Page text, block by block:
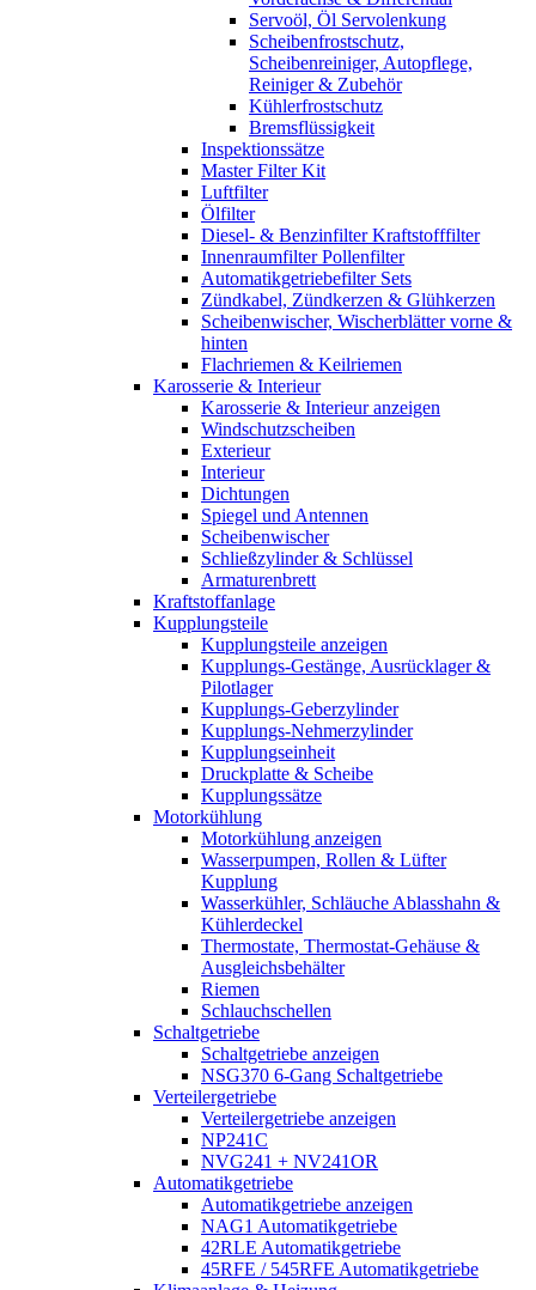
Servoöl, Öl Servolenkung
Scheibenfrostschutz,
Scheibenreiniger, Autopflege,
Reiniger & Zubehör
Kühlerfrostschutz
Bremsflüssigkeit
Inspektionssätze
Master Filter Kit
Luftfilter
Ölfilter
Diesel- & Benzinfilter Kraftstofffilter
Innenraumfilter Pollenfilter
Automatikgetriebefilter Sets
Zündkabel, Zündkerzen & Glühkerzen
Scheibenwischer, Wischerblätter vorne &
hinten
Flachriemen & Keilriemen
Karosserie & Interieur
Karosserie & Interieur anzeigen
Windschutzscheiben
Exterieur
Interieur
Dichtungen
Spiegel und Antennen
Scheibenwischer
Schließzylinder & Schlüssel
Armaturenbrett
Kraftstoffanlage
Kupplungsteile
Kupplungsteile anzeigen
Kupplungs-Gestänge, Ausrücklager &
Pilotlager
Kupplungs-Geberzylinder
Kupplungs-Nehmerzylinder
Kupplungseinheit
Druckplatte & Scheibe
Kupplungssätze
Motorkühlung
Motorkühlung anzeigen
Wasserpumpen, Rollen & Lüfter
Kupplung
Wasserkühler, Schläuche Ablasshahn &
Kühlerdeckel
Thermostate, Thermostat-Gehäuse &
Ausgleichsbehälter
Riemen
Schlauchschellen
Schaltgetriebe
Schaltgetriebe anzeigen
NSG370 6-Gang Schaltgetriebe
Verteilergetriebe
Verteilergetriebe anzeigen
NP241C
NVG241 + NV241OR
Automatikgetriebe
Automatikgetriebe anzeigen
NAG1 Automatikgetriebe
42RLE Automatikgetriebe
45RFE / 545RFE Automatikgetriebe